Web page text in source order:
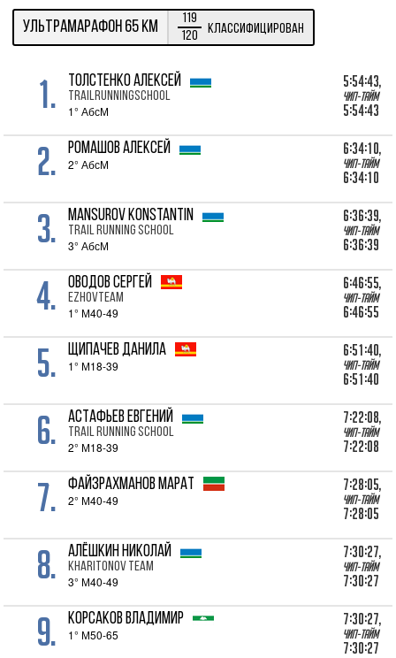
Ультрамарафон 65 км
119
120
Классифицирован
1. ТОЛСТЕНКО Алексей
Trailrunningschool
1° АбсМ
5:54:43,
Чип-тайм
5:54:43
2. РОМАШОВ Алексей
2° АбсМ
6:34:10,
Чип-тайм
6:34:10
3. MANSUROV Konstantin
Trail Running School
3° АбсМ
6:36:39,
Чип-тайм
6:36:39
4. ОВОДОВ Сергей
Ezhovteam
1° М40-49
6:46:55,
Чип-тайм
6:46:55
5. ЩИПАЧЕВ Данила
1° М18-39
6:51:40,
Чип-тайм
6:51:40
6. АСТАФЬЕВ Евгений
Trail Running School
2° М18-39
7:22:08,
Чип-тайм
7:22:08
7. ФАЙЗРАХМАНОВ Марат
2° М40-49
7:28:05,
Чип-тайм
7:28:05
8. АЛЁШКИН Николай
Kharitonov Team
3° М40-49
7:30:27,
Чип-тайм
7:30:27
9. КОРСАКОВ Владимир
1° М50-65
7:30:27,
Чип-тайм
7:30:27